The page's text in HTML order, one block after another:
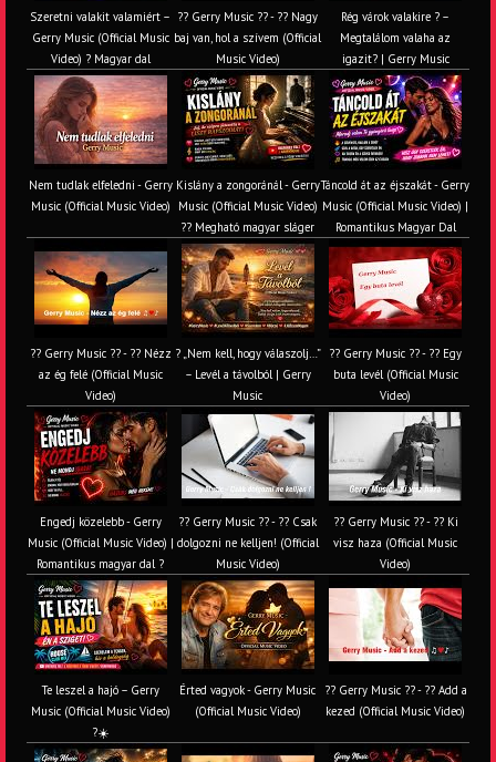
Szeretni valakit valamiért –
Gerry Music (Official Music
Video) ? Magyar dal
?? Gerry Music ?? - ?? Nagy
baj van, hol a szívem (Official
Music Video)
Rég várok valakire ? –
Megtalálom valaha az
igazit? | Gerry Music
Nem tudlak elfeledni - Gerry
Music (Official Music Video)
Kislány a zongoránál - Gerry
Music (Official Music Video)
?? Megható magyar sláger
Táncold át az éjszakát - Gerry
Music (Official Music Video) |
Romantikus Magyar Dal
?? Gerry Music ?? - ?? Nézz
az ég felé (Official Music
Video)
? „Nem kell, hogy válaszolj…”
– Levél a távolból | Gerry
Music
?? Gerry Music ?? - ?? Egy
buta levél (Official Music
Video)
Engedj közelebb - Gerry
Music (Official Music Video) |
Romantikus magyar dal ?
?? Gerry Music ?? - ?? Csak
dolgozni ne kelljen! (Official
Music Video)
?? Gerry Music ?? - ?? Ki
visz haza (Official Music
Video)
Te leszel a hajó – Gerry
Music (Official Music Video)
?☀️
Érted vagyok - Gerry Music
(Official Music Video)
?? Gerry Music ?? - ?? Add a
kezed (Official Music Video)